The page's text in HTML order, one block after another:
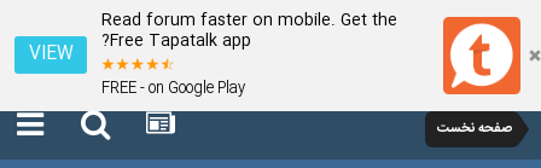
Read forum faster on mobile. Get the
Free Tapatalk app?
FREE - on Google Play
VIEW
صفحه نخست